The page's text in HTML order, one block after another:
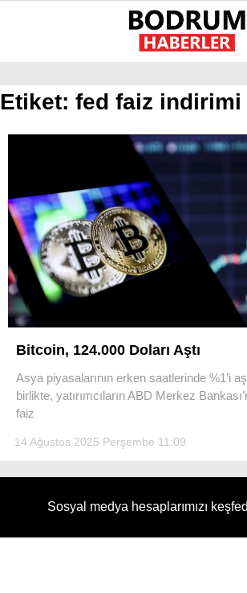
21.9
GÜNDEM
POLITIKA
DÜNYA
SPOR
MAGAZIN
SAĞLIK
DIĞER
RESMI İLANLAR
Etiket: fed faiz indirimi
Bitcoin, 124.000 Doları Aştı
Asya piyasalarının erken saatlerinde %1’i
birlikte, yatırımcıların ABD Merkez
faiz
14 Ağustos 2025 Perşembe 11:09
Sosyal medya hesaplarımızı